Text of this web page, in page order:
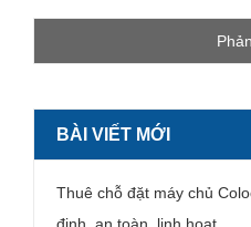
BÀI VIẾT MỚI
Thuê chỗ đặt máy chủ